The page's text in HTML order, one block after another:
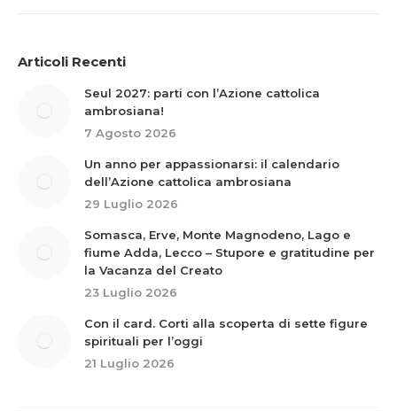
Articoli Recenti
Seul 2027: parti con l’Azione cattolica
ambrosiana!
7 Agosto 2026
Un anno per appassionarsi: il calendario
dell’Azione cattolica ambrosiana
29 Luglio 2026
Somasca, Erve, Monte Magnodeno, Lago e
fiume Adda, Lecco – Stupore e gratitudine per
la Vacanza del Creato
23 Luglio 2026
Con il card. Corti alla scoperta di sette figure
spirituali per l’oggi
21 Luglio 2026